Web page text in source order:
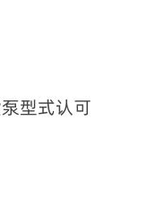
型式认可